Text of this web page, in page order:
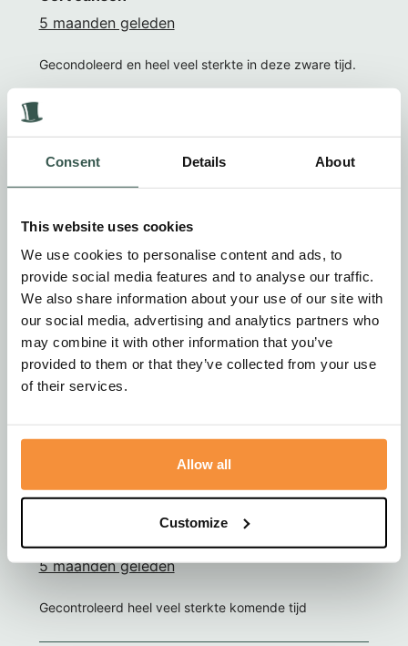
Consent Details About
This website uses cookies
We use cookies to personalise content and ads, to
provide social media features and to analyse our traffic.
We also share information about your use of our site with
our social media, advertising and analytics partners who
may combine it with other information that you’ve
provided to them or that they’ve collected from your use
of their services.
Allow all
Customize
5 maanden geleden
Gecondoleerd en heel veel sterkte in deze zware tijd.
Gert, Lonneke en Wess
Chantal & Gerben & Gerlice Doppenberg
Denk aan jullie
Van Gerben & Chantal & Gerlice Doppenberg.
Ria van duin
jullie lieve man en vader
5 maanden geleden
Gecontroleerd heel veel sterkte komende tijd